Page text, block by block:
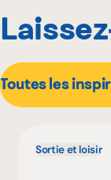
Toutes les
Sortie et loisir